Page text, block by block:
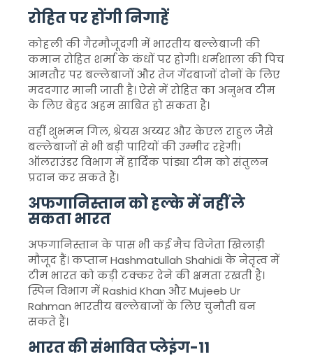
रोहित पर होंगी निगाहें
कोहली की गैरमौजूदगी में भारतीय बल्लेबाजी की
कमान रोहित शर्मा के कंधों पर होगी। धर्मशाला की पिच
आमतौर पर बल्लेबाजों और तेज गेंदबाजों दोनों के लिए
मददगार मानी जाती है। ऐसे में रोहित का अनुभव टीम
के लिए बेहद अहम साबित हो सकता है।
वहीं शुभमन गिल, श्रेयस अय्यर और केएल राहुल जैसे
बल्लेबाजों से भी बड़ी पारियों की उम्मीद रहेगी।
ऑलराउंडर विभाग में हार्दिक पांड्या टीम को संतुलन
प्रदान कर सकते हैं।
अफगानिस्तान को हल्के में नहीं ले
सकता भारत
अफगानिस्तान के पास भी कई मैच विजेता खिलाड़ी
मौजूद हैं। कप्तान Hashmatullah Shahidi के नेतृत्व में
टीम भारत को कड़ी टक्कर देने की क्षमता रखती है।
स्पिन विभाग में Rashid Khan और Mujeeb Ur
Rahman भारतीय बल्लेबाजों के लिए चुनौती बन
सकते हैं।
भारत की संभावित प्लेइंग-11